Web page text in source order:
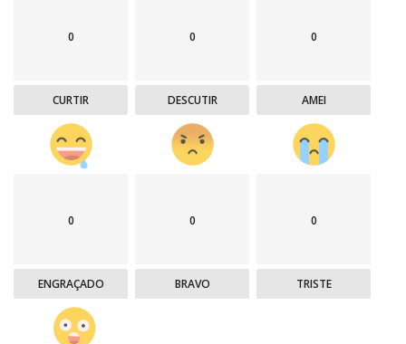
0
CURTIR
0
DESCUTIR
0
AMEI
0
ENGRAÇADO
0
BRAVO
0
TRISTE